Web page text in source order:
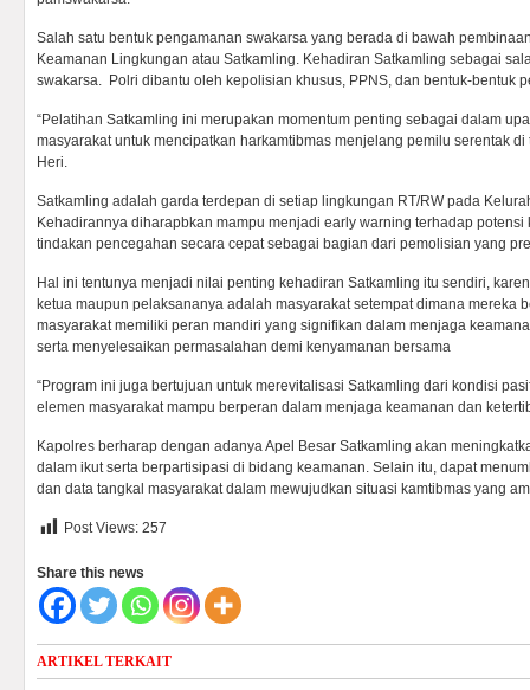
Salah satu bentuk pengamanan swakarsa yang berada di bawah
Keamanan Lingkungan atau Satkamling. Kehadiran Satkamling sebagai
swakarsa. Polri dibantu oleh kepolisian khusus, PPNS, dan bentuk-bentuk
“Pelatihan Satkamling ini merupakan momentum penting sebagai dalam
masyarakat untuk mencipatkan harkamtibmas menjelang pemilu serentak di
Heri.
Satkamling adalah garda terdepan di setiap lingkungan RT/RW pada
Kehadirannya diharapbkan mampu menjadi early warning terhadap
tindakan pencegahan secara cepat sebagai bagian dari pemolisian yang
Hal ini tentunya menjadi nilai penting kehadiran Satkamling itu sendiri,
ketua maupun pelaksananya adalah masyarakat setempat dimana mereka
masyarakat memiliki peran mandiri yang signifikan dalam menjaga
serta menyelesaikan permasalahan demi kenyamanan bersama
“Program ini juga bertujuan untuk merevitalisasi Satkamling dari kondisi
elemen masyarakat mampu berperan dalam menjaga keamanan dan
Kapolres berharap dengan adanya Apel Besar Satkamling akan
dalam ikut serta berpartisipasi di bidang keamanan. Selain itu, dapat
dan data tangkal masyarakat dalam mewujudkan situasi kamtibmas yang
Post Views: 257
Share this news
ARTIKEL TERKAIT